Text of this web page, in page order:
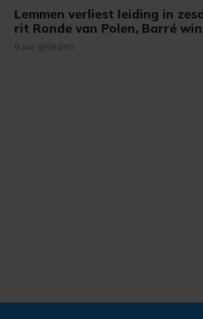
Lemmen verliest leiding in
rit Ronde van Polen, Barré
6 uur geleden